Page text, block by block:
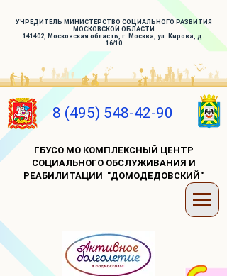
УЧРЕДИТЕЛЬ МИНИСТЕРСТВО СОЦИАЛЬНОГО РАЗВИТИЯ
МОСКОВСКОЙ ОБЛАСТИ
141402, Московская область, г. Москва, ул. Кирова, д.
16/10
8 (495) 548-42-90
ГБУСО МО КОМПЛЕКСНЫЙ ЦЕНТР
СОЦИАЛЬНОГО ОБСЛУЖИВАНИЯ И
РЕАБИЛИТАЦИИ "ДОМОДЕДОВСКИЙ"